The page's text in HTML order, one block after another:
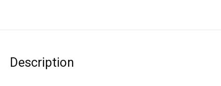
Description